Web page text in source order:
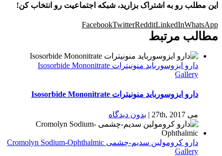
این مطلب رو به اشتراک بزارید، شبکه اجتماعیت رو انتخاب کن!
FacebookTwitterRedditLinkedInWhatsApp
مطالب مرتبط
دارو ایزوسورباید منونیترات Isosorbide Mononitrate
Gallery
دارو ایزوسورباید منونیترات Isosorbide Mononitrate
می 27th, 2017 | بدون ديدگاه
دارو كرومولين سدیم-چشمی Cromolyn Sodium-Ophthalmic
Gallery